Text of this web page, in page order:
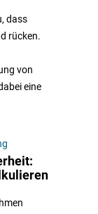
dass
rücken.
von
eine